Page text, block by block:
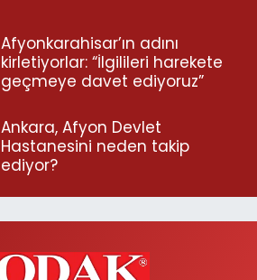
Afyonkarahisar’ın adını
kirletiyorlar: “İlgilileri harekete
geçmeye davet ediyoruz”
Ankara, Afyon Devlet
Hastanesini neden takip
ediyor?